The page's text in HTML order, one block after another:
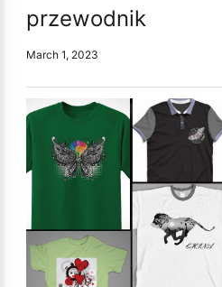
przewodnik
March 1, 2023